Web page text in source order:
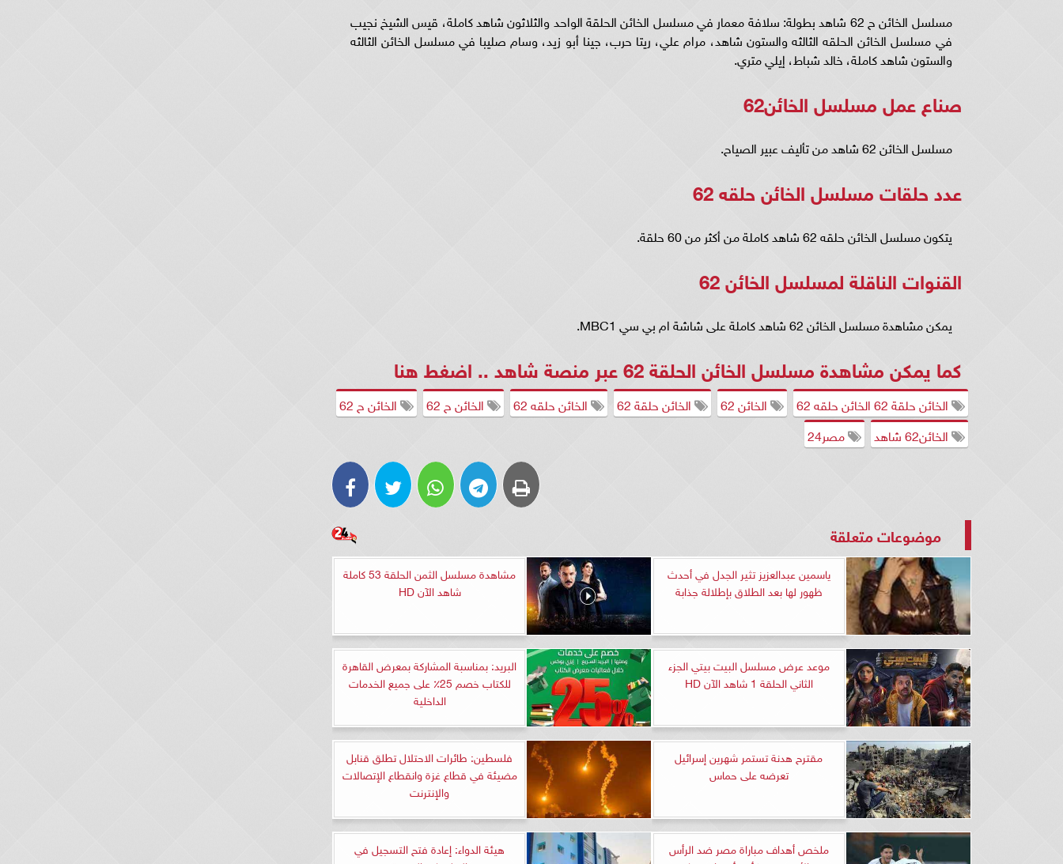
مسلسل الخائن ح 62 شاهد بطولة: سلافة معمار في مسلسل الخائن الحلقة الواحد والثلاثون شاهد كاملة، قيس الشيخ نجيب
في مسلسل الخائن الحلقه الثالثه والستون شاهد، مرام علي، ريتا حرب، جينا أبو زيد، وسام صليبا في مسلسل الخائن الثالثه
والستون شاهد كاملة، خالد شباط، إيلي متري.
صناع عمل مسلسل الخائن62
مسلسل الخائن 62 شاهد من تأليف عبير الصياح.
عدد حلقات مسلسل الخائن حلقه 62
يتكون مسلسل الخائن حلقه 62 شاهد كاملة من أكثر من 60 حلقة.
القنوات الناقلة لمسلسل الخائن 62
يمكن مشاهدة مسلسل الخائن 62 شاهد كاملة على شاشة ام بي سي MBC1.
كما يمكن مشاهدة مسلسل الخائن الحلقة 62 عبر منصة شاهد .. اضغط هنا
الخائن حلقة 62 الخائن حلقه 62 الخائن 62 الخائن حلقة 62 الخائن حلقه 62 الخائن ح 62
الخائن ح 62
الخائن62 شاهد
مصر24
موضوعات متعلقة
ياسمين عبدالعزيز تثير الجدل في أحدث
ظهور لها بعد الطلاق بإطلالة جذابة
مشاهدة مسلسل الثمن الحلقة 53 كاملة
شاهد الآن HD
موعد عرض مسلسل البيت بيتي الجزء
الثاني الحلقة 1 شاهد الآن HD
البريد: بمناسبة المشاركة بمعرض القاهرة
للكتاب خصم 25٪ على جميع الخدمات
الداخلية
مقترح هدنة تستمر شهرين إسرائيل
تعرضه على حماس
فلسطين: طائرات الاحتلال تطلق قنابل
مضيئة في قطاع غزة وانقطاع الإتصالات
والإنترنت
ملخص أهداف مباراة مصر ضد الرأس
هيئة الدواء: إعادة فتح التسجيل في